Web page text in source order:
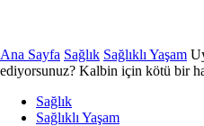
Ana Sayfa Sağlık Sağlıklı Yaşam
ediyorsunuz? Kalbin için kötü bir
Sağlık
Sağlıklı Yaşam